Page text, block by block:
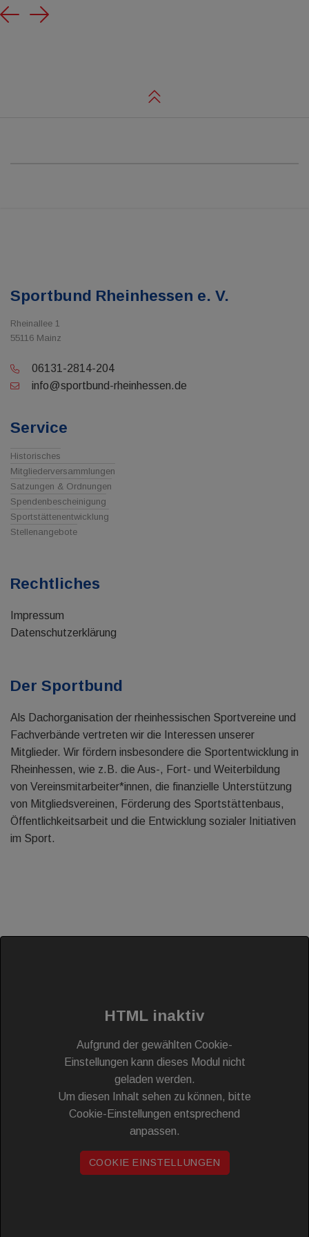
Previous
Next
Sportbund Rheinhessen e. V.
Rheinallee 1
55116 Mainz
06131-2814-204
info@sportbund-rheinhessen.de
Service
Historisches
Mitgliederversammlungen
Satzungen & Ordnungen
Spendenbescheinigung
Sportstättenentwicklung
Stellenangebote
Rechtliches
Impressum
Datenschutzerklärung
Der Sportbund
Als Dachorganisation der rheinhessischen Sportvereine und
Fachverbände vertreten wir die Interessen unserer
Mitglieder. Wir fördern insbesondere die Sportentwicklung in
Rheinhessen, wie z.B. die Aus-, Fort- und Weiterbildung
von Vereinsmitarbeiter*innen, die finanzielle Unterstützung
von Mitgliedsvereinen, Förderung des Sportstättenbaus,
Öffentlichkeitsarbeit und die Entwicklung sozialer Initiativen
im Sport.
HTML inaktiv
Aufgrund der gewählten Cookie-
Einstellungen kann dieses Modul nicht
geladen werden.
Um diesen Inhalt sehen zu können, bitte
Cookie-Einstellungen entsprechend
anpassen.
COOKIE EINSTELLUNGEN